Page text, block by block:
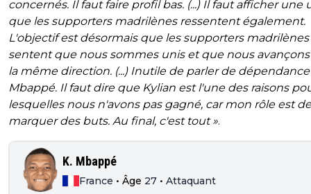
concernés. Il faut faire profil bas. (...) Il faut afficher une
que les supporters madrilènes ressentent également.
L'objectif est désormais que les supporters madrilènes
sentent que nous sommes unis et que nous
la même direction. (...) Inutile de parler de dépendance
Mbappé. Il faut dire que Kylian est l'une des raisons
lesquelles nous n'avons pas gagné, car mon rôle est de
marquer des buts. Au final, c'est tout ».
K. Mbappé
France • Âge 27 • Attaquant